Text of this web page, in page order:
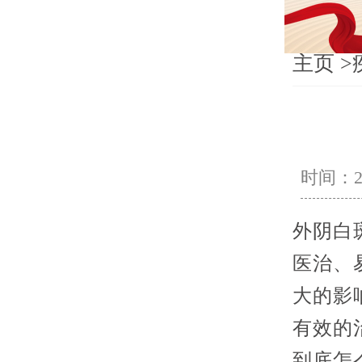
主页 >
时间：
外阴白
医治、
大的影
有效的